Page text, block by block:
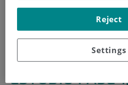
PARALELO, PARA COMPARAR LA
BMSCHO1-NIVOLUMAB DE
NIVOLUMAB DE PROCESO C
COMPLETA DE MELANOMA EN
ESTUDIO FASE
Settings
Reject